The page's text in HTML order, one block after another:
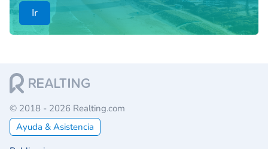
Ir
© 2018 - 2026 Realting.com
Ayuda & Asistencia